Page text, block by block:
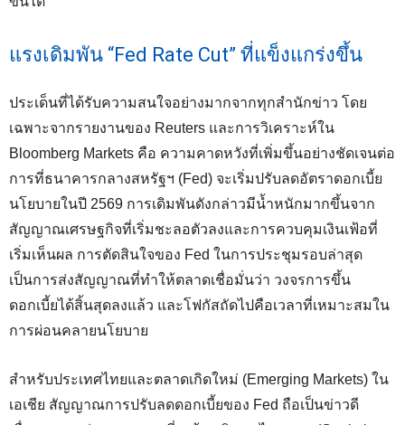
แรงเดิมพัน “Fed Rate Cut” ที่แข็งแกร่งขึ้น
ประเด็นที่ได้รับความสนใจอย่างมากจากทุกสำนักข่าว โดย
เฉพาะจากรายงานของ Reuters และการวิเคราะห์ใน
Bloomberg Markets คือ ความคาดหวังที่เพิ่มขึ้นอย่างชัดเจนต่อ
การที่ธนาคารกลางสหรัฐฯ (Fed) จะเริ่มปรับลดอัตราดอกเบี้ย
นโยบายในปี 2569 การเดิมพันดังกล่าวมีน้ำหนักมากขึ้นจาก
สัญญาณเศรษฐกิจที่เริ่มชะลอตัวลงและการควบคุมเงินเฟ้อที่
เริ่มเห็นผล การตัดสินใจของ Fed ในการประชุมรอบล่าสุด
เป็นการส่งสัญญาณที่ทำให้ตลาดเชื่อมั่นว่า วงจรการขึ้น
ดอกเบี้ยได้สิ้นสุดลงแล้ว และโฟกัสถัดไปคือเวลาที่เหมาะสมใน
การผ่อนคลายนโยบาย
สำหรับประเทศไทยและตลาดเกิดใหม่ (Emerging Markets) ใน
เอเชีย สัญญาณการปรับลดดอกเบี้ยของ Fed ถือเป็นข่าวดี